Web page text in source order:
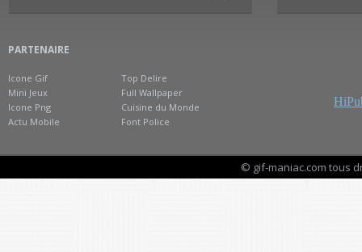
PARTENAIRE
Icone Gif
Mini Jeux
Icone Png
Actu Mobile
Top Delire
Full Wallpaper
Cuisine du Monde
Font Police
© gif-maniac.com tous